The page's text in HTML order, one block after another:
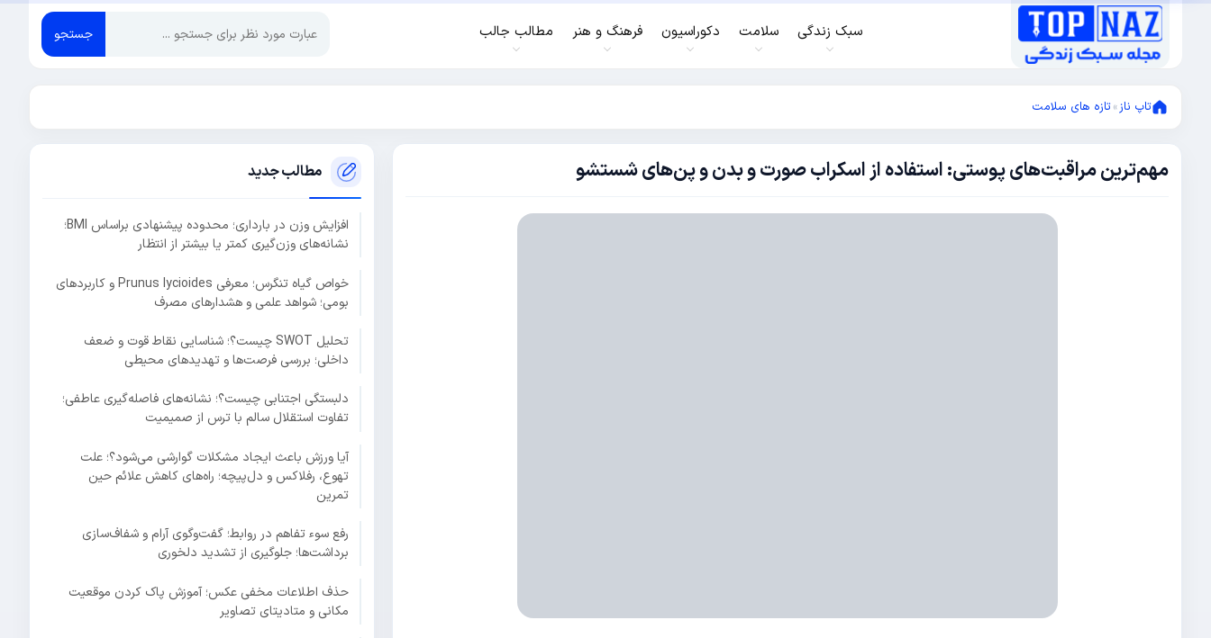
سبک زندگی سلامت دکوراسیون فرهنگ و هنر مطالب جالب جستجو
تاپ ناز»تازه های سلامت
مهم‌ترین مراقبت‌های پوستی: استفاده از اسکراب صورت و بدن و پن‌های شستشو
ژوئن
مطالب جدید
افزایش وزن در بارداری؛ محدوده پیشنهادی براساس BMI؛
نشانه‌های وزن‌گیری کمتر یا بیشتر از انتظار
خواص گیاه تنگرس؛ معرفی Prunus lycioides و کاربردهای
بومی؛ شواهد علمی و هشدارهای مصرف
تحلیل SWOT چیست؟؛ شناسایی نقاط قوت و ضعف
داخلی؛ بررسی فرصت‌ها و تهدیدهای محیطی
دلبستگی اجتنابی چیست؟؛ نشانه‌های فاصله‌گیری عاطفی؛
تفاوت استقلال سالم با ترس از صمیمیت
آیا ورزش باعث ایجاد مشکلات گوارشی می‌شود؟؛ علت
تهوع، رفلاکس و دل‌پیچه؛ راه‌های کاهش علائم حین
تمرین
رفع سوء تفاهم در روابط؛ گفت‌وگوی آرام و شفاف‌سازی
برداشت‌ها؛ جلوگیری از تشدید دلخوری
حذف اطلاعات مخفی عکس؛ آموزش پاک کردن موقعیت
مکانی و متادیتای تصاویر